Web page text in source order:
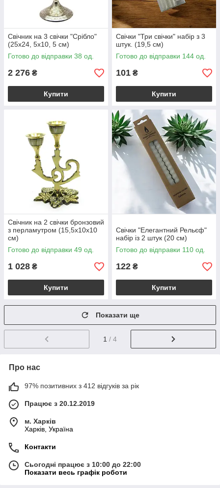
Свічник на 3 свічки "Срібло"
(25х24, 5х10, 5 см)
Готово до відправки 38 од.
2 276 ₴
Купити
Свічки "Три свічки" набір з 3
штук. (19,5 см)
Готово до відправки 144 од.
101 ₴
Купити
Свічник на 2 свічки бронзовий
з перламутром (15,5х10х10
см)
Готово до відправки 49 од.
1 028 ₴
Купити
Свічки "Елегантний Рельєф"
набір із 2 штук (20 см)
Готово до відправки 110 од.
122 ₴
Купити
Показати ще
1 / 4
Про нас
97% позитивних з 412 відгуків за рік
Працює з 20.12.2019
м. Харків
Харків, Україна
Контакти
Сьогодні працює з 10:00 до 22:00
Показати весь графік роботи